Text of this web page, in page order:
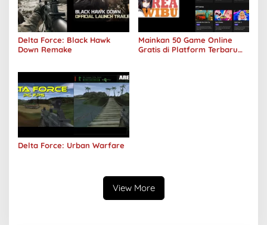
Delta Force: Black Hawk
Down Remake
Mainkan 50 Game Online
Gratis di Platform Terbaru
Delta Force: Urban Warfare
View More